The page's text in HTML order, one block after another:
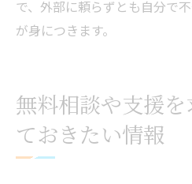
で、外部に頼らずとも自分で
が身につきます。
無料相談や支援
ておきたい情報